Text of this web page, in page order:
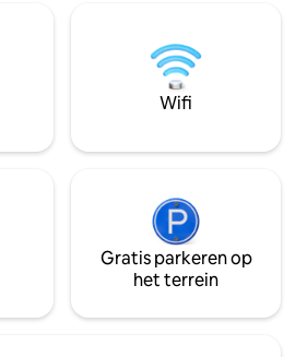
moment kunnen
Percée, tussen
watersporten,
Domaine de
La Roche Percée
van het
Bungalow". Er is
minuten van het
Fougères:
of per kajak,
natuur en
Wifi
Gratis parkeren op
het terrein